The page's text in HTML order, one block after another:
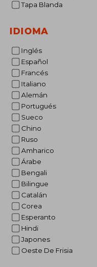
Tapa Blanda
IDIOMA
Inglés
Español
Francés
Italiano
Alemán
Portugués
Sueco
Chino
Ruso
Amharico
Árabe
Bengali
Bilingue
Catalán
Corea
Esperanto
Hindi
Japones
Oeste De Frisia